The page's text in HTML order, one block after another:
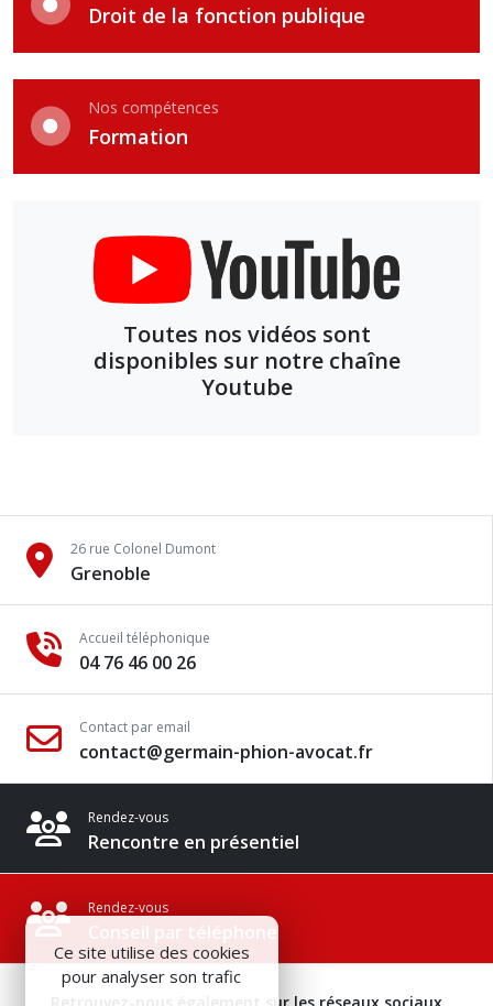
Droit de la fonction publique
Nos compétences
Formation
Toutes nos vidéos sont
disponibles sur notre chaîne
Youtube
26 rue Colonel Dumont
Grenoble
Accueil téléphonique
04 76 46 00 26
Contact par email
contact@germain-phion-avocat.fr
Rendez-vous
Rencontre en présentiel
Rendez-vous
Conseil par téléphone
Ce site utilise des cookies
pour analyser son trafic